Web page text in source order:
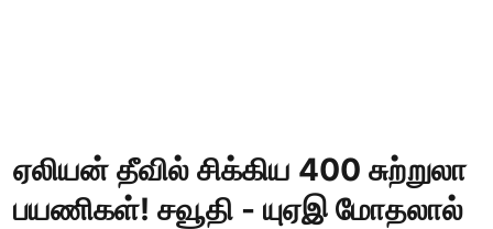
ஏலியன் தீவில் சிக்கிய 400 சுற்றுலா
பயணிகள்! சவூதி - யுஏஇ மோதலால்